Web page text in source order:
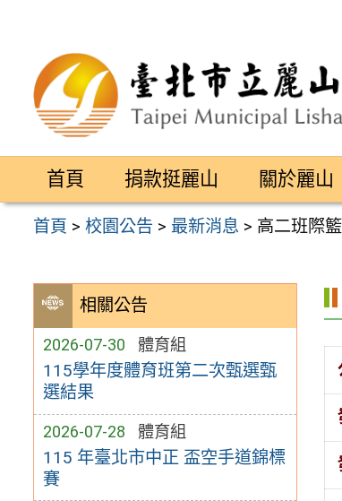
區
首頁 捐款挺麗山 關於麗山
首頁 >校園公告 > 最新消息 > 高二班際
相關公告
2026-07-30 體育組
115學年度體育班第二次甄選甄
選結果
2026-07-28 體育組
115 年臺北市中正 盃空手道錦標
賽